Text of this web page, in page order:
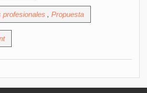
profesionales , Propuesta